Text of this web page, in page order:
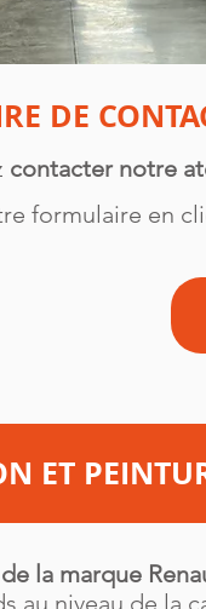
DE
contacter notre
formulaire en
ET
la marque
au niveau de la